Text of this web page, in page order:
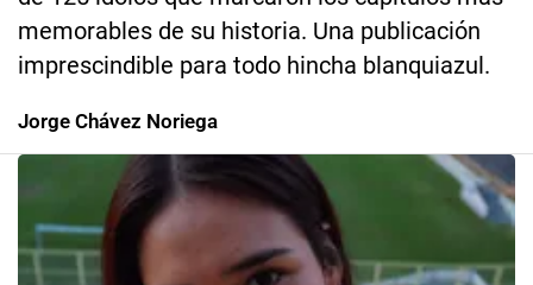
memorables de su historia. Una publicación
imprescindible para todo hincha blanquiazul.
Jorge Chávez Noriega